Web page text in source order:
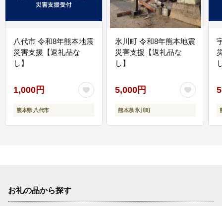
八代市 令和8年熊本地震
災害支援【返礼品な
し】
1,000円
熊本県 八代市
氷川町 令和8年熊本地震
災害支援【返礼品な
し】
5,000円
熊本県 氷川町
お礼の品から探す